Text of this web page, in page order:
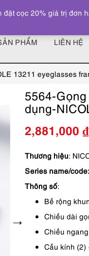
PHẨM LIÊN HỆ
13211 eyeglasses
5564-
dụng-
2,881,000 ₫
Thương hiệu:
Series name/code:
Thông số:
Bề rộng
Chiều dài
Chiều
Cầu kính (2)
cọc 20% giá trị đơn